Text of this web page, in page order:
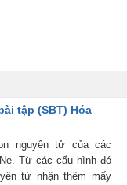
tập (SBT) Hóa
nguyên tử của các
Từ các cấu hình đó
tử nhận thêm mấy